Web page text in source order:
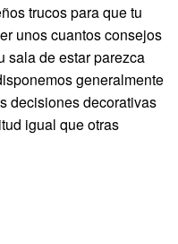
trucos para que tu
unos cuantos consejos
sala de estar parezca
generalmente
decisiones decorativas
igual que otras